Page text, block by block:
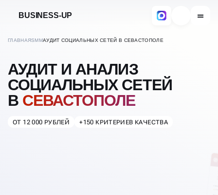
BUSINESS-UP
ГЛАВНАЯSMMАУДИТ СОЦИАЛЬНЫХ СЕТЕЙ В СЕВАСТОПОЛЕ
АУДИТ И АНАЛИЗ
СОЦИАЛЬНЫХ СЕТЕЙ
В СЕВАСТОПОЛЕ
ОТ 12 000 РУБЛЕЙ +150 КРИТЕРИЕВ КАЧЕСТВА